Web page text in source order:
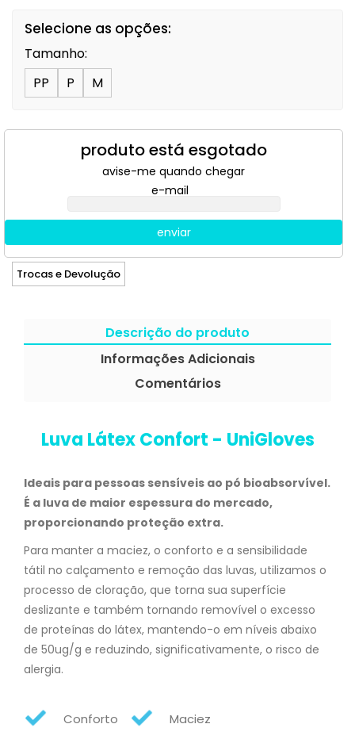
Selecione as opções:
Tamanho:
PP
P M
produto está esgotado
avise-me quando chegar
e-mail
enviar
Trocas e Devolução
Descrição do produto
Informações Adicionais
Comentários
Luva Látex Confort - UniGloves
Ideais para pessoas sensíveis ao pó bioabsorvível.
É a luva de maior espessura do mercado,
proporcionando proteção extra.
Para manter a maciez, o conforto e a sensibilidade
tátil no calçamento e remoção das luvas, utilizamos o
processo de cloração, que torna sua superfície
deslizante e também tornando removível o excesso
de proteínas do látex, mantendo-o em níveis abaixo
de 50ug/g e reduzindo, significativamente, o risco de
alergia.
Conforto Maciez